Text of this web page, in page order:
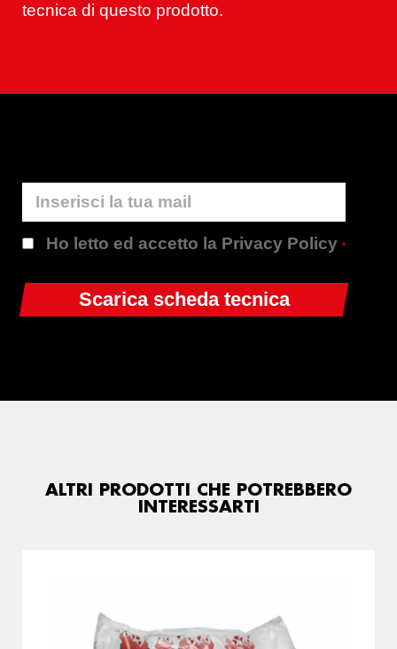
tecnica di questo prodotto.
Ho letto ed accetto la Privacy Policy*
ALTRI PRODOTTI CHE POTREBBERO
INTERESSARTI